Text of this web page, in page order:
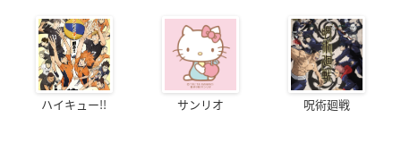
ハイキュー!! サンリオ 呪術廻戦